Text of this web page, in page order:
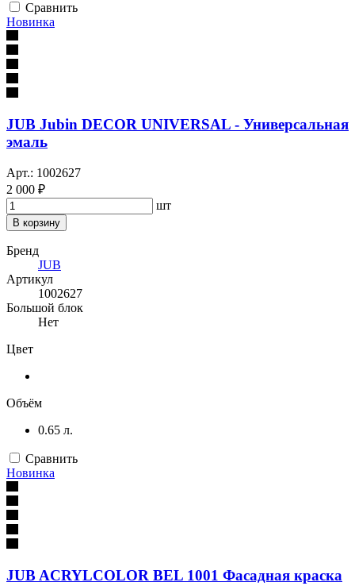
Сравнить
Новинка
JUB Jubin DECOR UNIVERSAL - Универсальная
эмаль
Арт.: 1002627
2 000 ₽
шт
В корзину
Бренд
JUB
Артикул
1002627
Большой блок
Нет
Цвет
Объём
0.65 л.
Сравнить
Новинка
JUB ACRYLCOLOR BEL 1001 Фасадная краска